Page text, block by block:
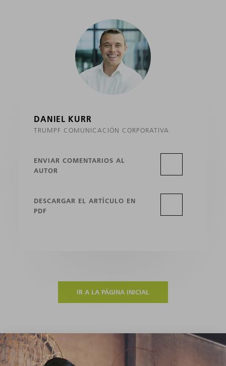
DANIEL KURR
TRUMPF COMUNICACIÓN CORPORATIVA
ENVIAR COMENTARIOS AL
AUTOR
DESCARGAR EL ARTÍCULO EN
PDF
IR A LA PÁGINA INICIAL